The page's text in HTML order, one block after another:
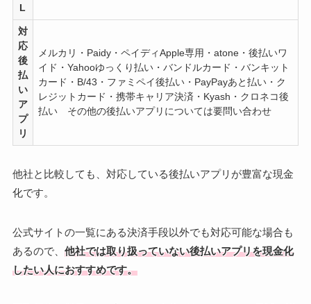
L
対
応
後
払
い
ア
プ
リ
メルカリ・Paidy・ペイディApple専用・atone・後払いワ
イド・Yahooゆっくり払い・バンドルカード・バンキット
カード・B/43・ファミペイ後払い・PayPayあと払い・ク
レジットカード・携帯キャリア決済・Kyash・クロネコ後
払い その他の後払いアプリについては要問い合わせ
他社と比較しても、対応している後払いアプリが豊富な現金
化です。
公式サイトの一覧にある決済手段以外でも対応可能な場合も
あるので、 他社では取り扱っていない後払いアプリを現金化
したい人におすすめです。